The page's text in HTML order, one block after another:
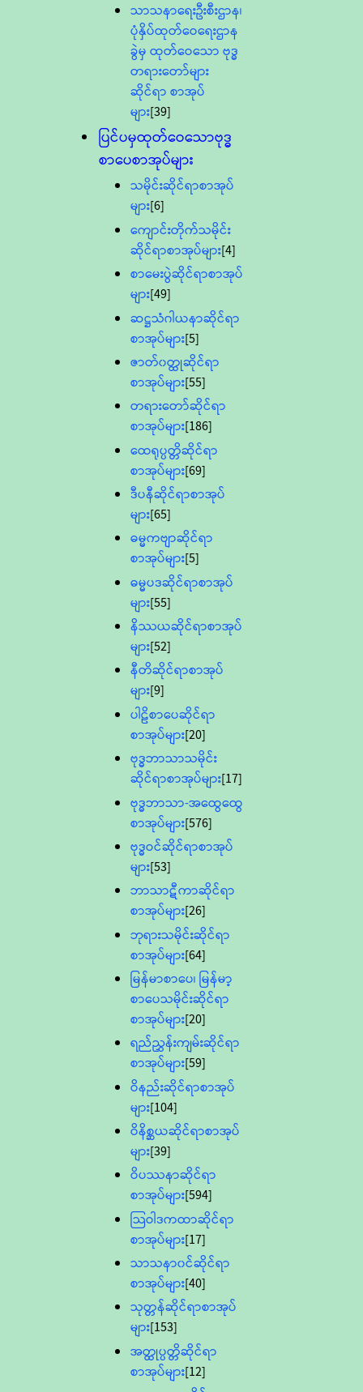
သာသနာရေးဦးစီးဌာန၊
ပုံနှိပ်ထုတ်ဝေရေးဌာန
ခွဲမှ ထုတ်ဝေသော ဗုဒ္ဓ
တရားတော်များ
ဆိုင်ရာ စာအုပ်
များ[39]
ပြင်ပမှထုတ်ဝေသောဗုဒ္ဓ
စာပေစာအုပ်များ
သမိုင်းဆိုင်ရာစာအုပ်
များ[6]
ကျောင်းတိုက်သမိုင်း
ဆိုင်ရာစာအုပ်များ[4]
စာမေးပွဲဆိုင်ရာစာအုပ်
များ[49]
ဆဋ္ဌသံဂါယနာဆိုင်ရာ
စာအုပ်များ[5]
ဇာတ်၀တ္ထုဆိုင်ရာ
စာအုပ်များ[55]
တရားတော်ဆိုင်ရာ
စာအုပ်များ[186]
ထေရုပ္ပတ္တိဆိုင်ရာ
စာအုပ်များ[69]
ဒီပနီဆိုင်ရာစာအုပ်
များ[65]
ဓမ္မကဗျာဆိုင်ရာ
စာအုပ်များ[5]
ဓမ္မပဒဆိုင်ရာစာအုပ်
များ[55]
နိဿယဆိုင်ရာစာအုပ်
များ[52]
နီတိဆိုင်ရာစာအုပ်
များ[9]
ပါဠိစာပေဆိုင်ရာ
စာအုပ်များ[20]
ဗုဒ္ဓဘာသာသမိုင်း
ဆိုင်ရာစာအုပ်များ[17]
ဗုဒ္ဓဘာသာ-အထွေထွေ
စာအုပ်များ[576]
ဗုဒ္ဓဝင်ဆိုင်ရာစာအုပ်
များ[53]
ဘာသာဋီကာဆိုင်ရာ
စာအုပ်များ[26]
ဘုရားသမိုင်းဆိုင်ရာ
စာအုပ်များ[64]
မြန်မာစာပေ၊ မြန်မာ့
စာပေသမိုင်းဆိုင်ရာ
စာအုပ်များ[20]
ရည်ညွှန်းကျမ်းဆိုင်ရာ
စာအုပ်များ[59]
ဝိနည်းဆိုင်ရာစာအုပ်
များ[104]
ဝိနိစ္ဆယဆိုင်ရာစာအုပ်
များ[39]
ဝိပဿနာဆိုင်ရာ
စာအုပ်များ[594]
သြဝါဒကထာဆိုင်ရာ
စာအုပ်များ[17]
သာသနာ၀င်ဆိုင်ရာ
စာအုပ်များ[40]
သုတ္တန်ဆိုင်ရာစာအုပ်
များ[153]
အတ္ထုပ္ပတ္တိဆိုင်ရာ
စာအုပ်များ[12]